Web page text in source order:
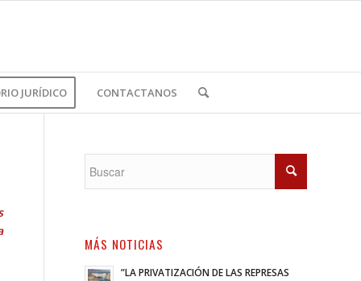
JURÍDICO CONTACTANOS
MÁS NOTICIAS
”LA PRIVATIZACIÓN DE LAS REPRESAS